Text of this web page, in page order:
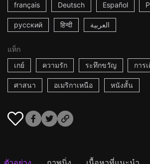
français Deutsch Español
русский हिन्दी العربية
แท็ก
เกย์
ความรัก ระทึกขวัญ การ
ศาสนา อเมริกาเหนือ หนังสั้น